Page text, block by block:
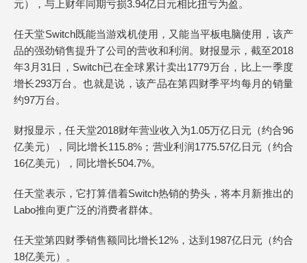
元），与上财年同期亏损3.94亿日元相比扭亏为盈。
任天堂Switch既能当游戏机使用，又能当平板电脑使用，该产
品的强劲销售提升了公司的营收和利润。财报显示，截至2018
年3月31日，Switch已在全球累计卖出1779万台，比上一季度
增长293万台。也就是说，该产品在第四财季平均每月的销量
约97万台。
财报显示，任天堂2018财年营业收入为1.05万亿日元（约合96
亿美元），同比增长115.8%；营业利润1775.57亿日元（约合
16亿美元），同比增长504.7%。
任天堂表示，它打算借着Switch热销的势头，将本月新推出的
Labo推向更广泛的消费者群体。
任天堂第四财季销售额同比增长12%，达到1987亿日元（约合
18亿美元）。